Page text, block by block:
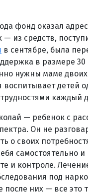
фонд оказал
— из средств,
в сентябре, была
в размере 30
нужны маме
воспитывает детей
трудностями каждый
— ребенок с
Он не
о своих
самостоятельно и
и контроле.
под
после них — все это